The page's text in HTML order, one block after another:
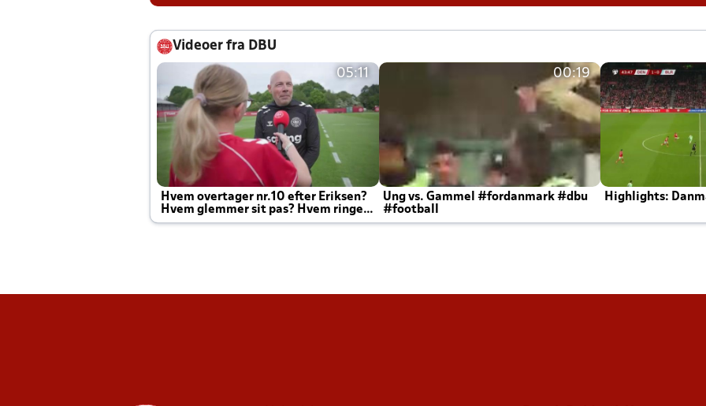
Videoer fra DBU
05:11
Hvem overtager nr.10 efter Eriksen?
Hvem glemmer sit pas? Hvem ringer
Joachim altid til efter kampe?
00:19
Ung vs. Gammel #fordanmark #dbu
#football
Highlights: